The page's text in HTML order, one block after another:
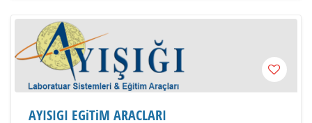
AYISIGI EGiTiM ARACLARI